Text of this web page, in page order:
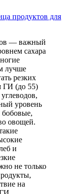
продуктов для
— важный
сахара
лучше
резких
ГИ (до 55)
уровень
бобовые,
овощей.
и
не только
на